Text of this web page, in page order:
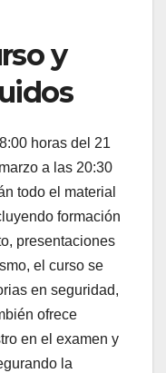
y
horas del 21
a las 20:30
todo el material
formación
presentaciones
el curso se
en seguridad,
ofrece
en el examen y
la